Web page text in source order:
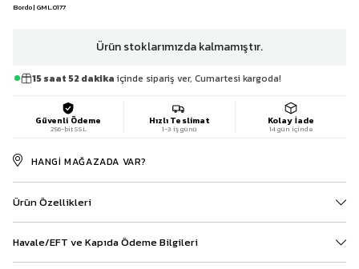
Bordo | GML.0177
Ürün stoklarımızda kalmamıştır.
15 saat 52 dakika içinde sipariş ver, Cumartesi kargoda!
Güvenli Ödeme
256-bit SSL
Hızlı Teslimat
1-3 iş günü
Kolay İade
14 gün içinde
HANGI MAĞAZADA VAR?
Ürün Özellikleri
Havale/EFT ve Kapıda Ödeme Bilgileri